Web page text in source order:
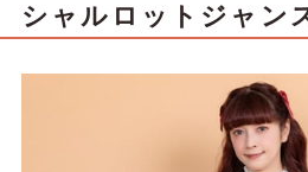
シャルロットジャン